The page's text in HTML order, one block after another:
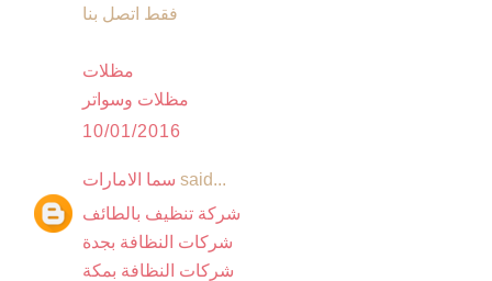
فقط اتصل بنا
مظلات
مظلات وسواتر
10/01/2016
سما الامارات said...
شركة تنظيف بالطائف
شركات النظافة بجدة
شركات النظافة بمكة